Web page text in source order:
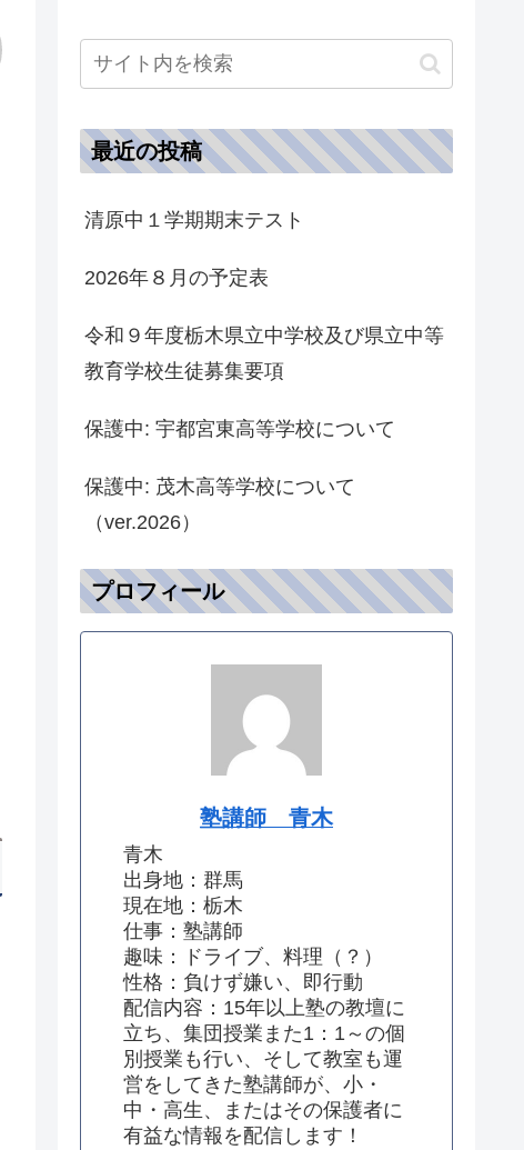
最近の投稿
清原中１学期期末テスト
2026年８月の予定表
令和９年度栃木県立中学校及び県立中等
教育学校生徒募集要項
保護中: 宇都宮東高等学校について
保護中: 茂木高等学校について
（ver.2026）
プロフィール
塾講師 青木
青木
出身地：群馬
現在地：栃木
仕事：塾講師
趣味：ドライブ、料理（？）
性格：負けず嫌い、即行動
配信内容：15年以上塾の教壇に
立ち、集団授業また1：1～の個
別授業も行い、そして教室も運
営をしてきた塾講師が、小・
中・高生、またはその保護者に
有益な情報を配信します！